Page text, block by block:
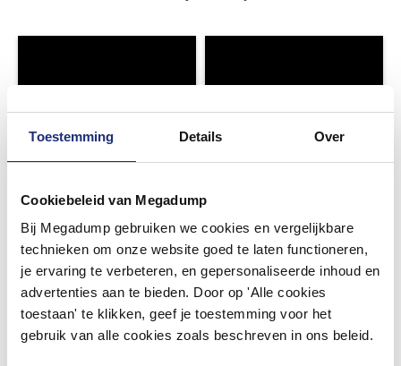
Toestemming Details Over
Cookiebeleid van Megadump
Bij Megadump gebruiken we cookies en vergelijkbare
technieken om onze website goed te laten functioneren,
je ervaring te verbeteren, en gepersonaliseerde inhoud en
advertenties aan te bieden. Door op 'Alle cookies
toestaan' te klikken, geef je toestemming voor het
gebruik van alle cookies zoals beschreven in ons beleid.